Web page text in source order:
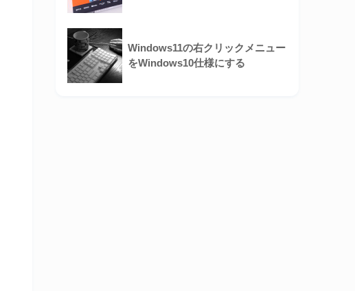
Windows11の右クリックメニュー
をWindows10仕様にする